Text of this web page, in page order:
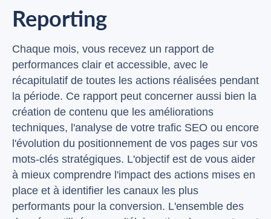
Reporting
Chaque mois, vous recevez un rapport de
performances clair et accessible, avec le
récapitulatif de toutes les actions réalisées pendant
la période. Ce rapport peut concerner aussi bien la
création de contenu que les améliorations
techniques, l'analyse de votre trafic SEO ou encore
l'évolution du positionnement de vos pages sur vos
mots-clés stratégiques. L'objectif est de vous aider
à mieux comprendre l'impact des actions mises en
place et à identifier les canaux les plus
performants pour la conversion. L'ensemble des